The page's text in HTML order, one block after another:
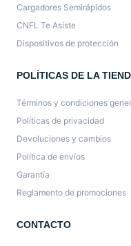
Cargadores Semirápidos
CNFL Te Asiste
Dispositivos de protección
POLÍTICAS DE LA
Términos y condiciones
Políticas de privacidad
Devoluciones y cambios
Política de envíos
Garantía
Reglamento de promociones
CONTACTO